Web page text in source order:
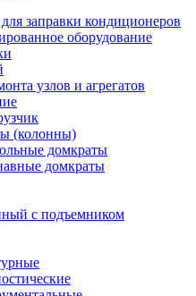
заправки кондиционеров
оборудование
узлов и агрегатов
(колонны)
домкраты
домкраты
с подъемником